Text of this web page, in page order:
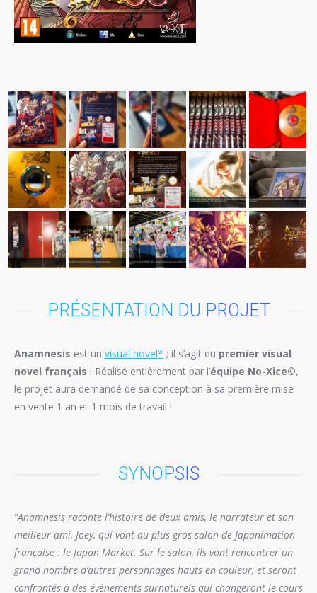
PRÉSENTATION DU PROJET
Anamnesis est un visual novel* ; il s’agit du premier visual
novel français ! Réalisé entièrement par l’équipe No-Xice©,
le projet aura demandé de sa conception à sa première mise
en vente 1 an et 1 mois de travail !
SYNOPSIS
“Anamnesis raconte l’histoire de deux amis, le narrateur et son
meilleur ami, Joey, qui vont au plus gros salon de Japanimation
française : le Japan Market. Sur le salon, ils vont rencontrer un
grand nombre d’autres personnages hauts en couleur, et seront
confrontés à des évènements surnaturels qui changeront le cours